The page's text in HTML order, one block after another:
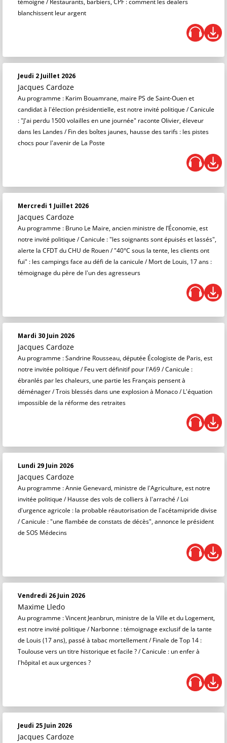
témoigne / Restaurants, barbiers, CPF : comment les dealers
blanchissent leur argent
Jeudi 2 Juillet 2026
Jacques Cardoze
Au programme : Karim Bouamrane, maire PS de Saint-Ouen et
candidat à l'élection présidentielle, est notre invité politique / Canicule
: "J'ai perdu 1500 volailles en une journée" raconte Olivier, éleveur
dans les Landes / Fin des boîtes jaunes, hausse des tarifs : les pistes
chocs pour l'avenir de La Poste
Mercredi 1 Juillet 2026
Jacques Cardoze
Au programme : Bruno Le Maire, ancien ministre de l’Économie, est
notre invité politique / Canicule : "les soignants sont épuisés et lassés",
alerte la CFDT du CHU de Rouen / "40°C sous la tente, les clients ont
fui" : les campings face au défi de la canicule / Mort de Louis, 17 ans :
témoignage du père de l'un des agresseurs
Mardi 30 Juin 2026
Jacques Cardoze
Au programme : Sandrine Rousseau, députée Écologiste de Paris, est
notre invitée politique / Feu vert définitif pour l'A69 / Canicule :
ébranlés par les chaleurs, une partie les Français pensent à
déménager / Trois blessés dans une explosion à Monaco / L'équation
impossible de la réforme des retraites
Lundi 29 Juin 2026
Jacques Cardoze
Au programme : Annie Genevard, ministre de l'Agriculture, est notre
invitée politique / Hausse des vols de colliers à l'arraché / Loi
d'urgence agricole : la probable réautorisation de l'acétamipride divise
/ Canicule : "une flambée de constats de décès", annonce le président
de SOS Médecins
Vendredi 26 Juin 2026
Maxime Lledo
Au programme : Vincent Jeanbrun, ministre de la Ville et du Logement,
est notre invité politique / Narbonne : témoignage exclusif de la tante
de Louis (17 ans), passé à tabac mortellement / Finale de Top 14 :
Toulouse vers un titre historique et facile ? / Canicule : un enfer à
l'hôpital et aux urgences ?
Jeudi 25 Juin 2026
Jacques Cardoze